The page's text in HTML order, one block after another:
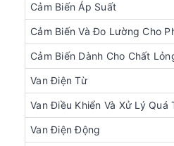
Cảm Biến Áp Suất
Cảm Biến Và Đo Lường Cho
Cảm Biến Dành Cho Chất
Van Điện Từ
Van Điều Khiển Và Xử Lý Quá
Van Điện Động